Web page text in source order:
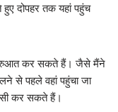
दोपहर तक यहां पहुंच
कर सकते हैं। जैसे मैंने
से पहले वहां पहुंचा जा
कर सकते हैं।